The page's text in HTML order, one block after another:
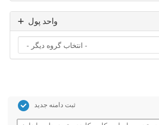
واحد پول
ثبت دامنه جدید